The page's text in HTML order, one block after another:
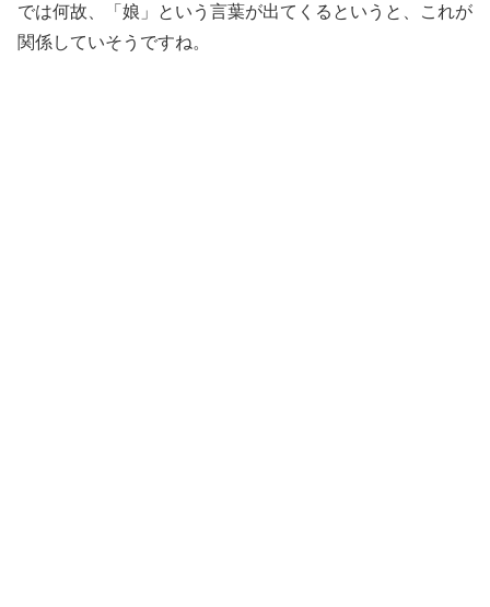
では何故、「娘」という言葉が出てくるというと、これが
関係していそうですね。